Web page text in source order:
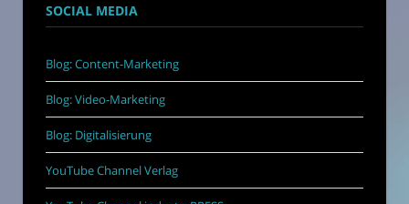
SOCIAL MEDIA
Blog: Content-Marketing
Blog: Video-Marketing
Blog: Digitalisierung
YouTube Channel Verlag